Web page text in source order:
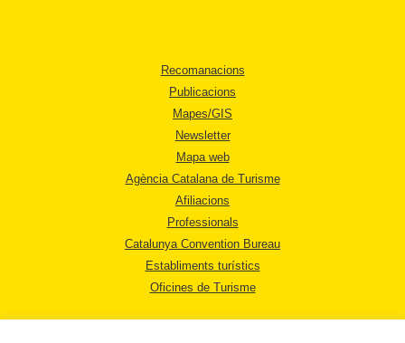
Recomanacions
Publicacions
Mapes/GIS
Newsletter
Mapa web
Agència Catalana de Turisme
Afiliacions
Professionals
Catalunya Convention Bureau
Establiments turístics
Oficines de Turisme